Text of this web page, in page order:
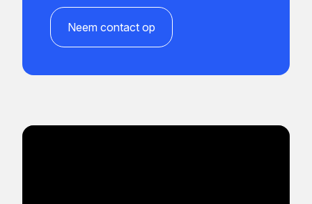
Neem contact op